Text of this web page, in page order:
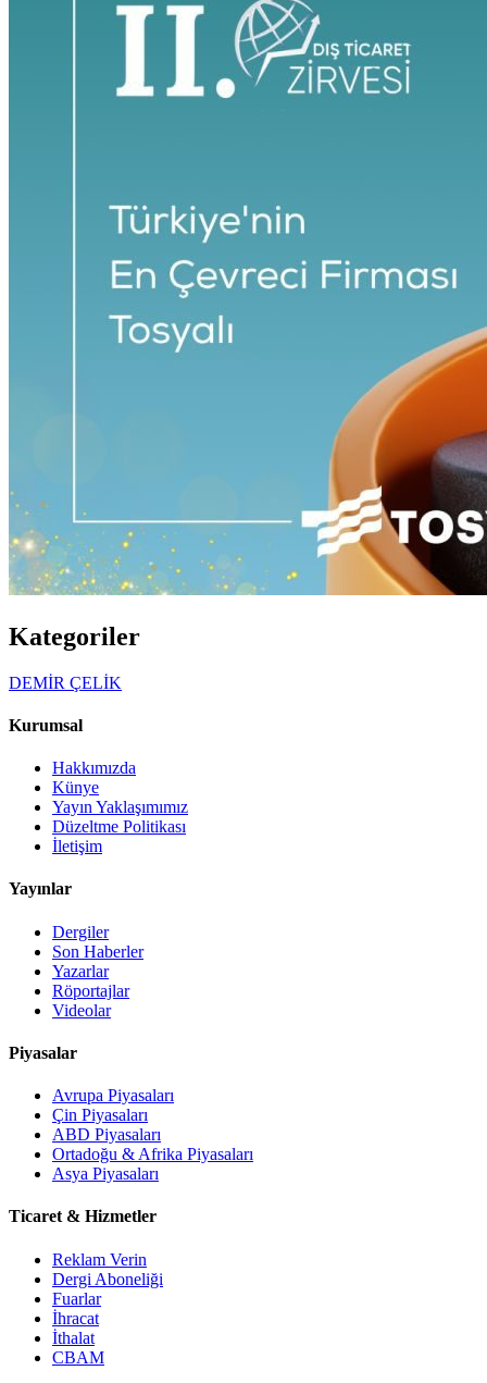
Kategoriler
DEMİR ÇELİK
Kurumsal
Hakkımızda
Künye
Yayın Yaklaşımımız
Düzeltme Politikası
İletişim
Yayınlar
Dergiler
Son Haberler
Yazarlar
Röportajlar
Videolar
Piyasalar
Avrupa Piyasaları
Çin Piyasaları
ABD Piyasaları
Ortadoğu & Afrika Piyasaları
Asya Piyasaları
Ticaret & Hizmetler
Reklam Verin
Dergi Aboneliği
Fuarlar
İhracat
İthalat
CBAM